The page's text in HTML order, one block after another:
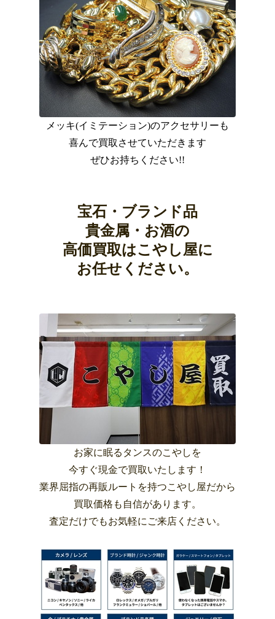
メッキ(イミテーション)のアクセサリーも
喜んで買取させていただきます
ぜひお持ちください!!
宝石・ブランド品
貴金属・お酒の
高価買取はこやし屋に
お任せください。
お家に眠るタンスのこやしを
今すぐ現金で買取いたします！
業界屈指の再販ルートを持つこやし屋だから
買取価格も自信があります。
査定だけでもお気軽にご来店ください。